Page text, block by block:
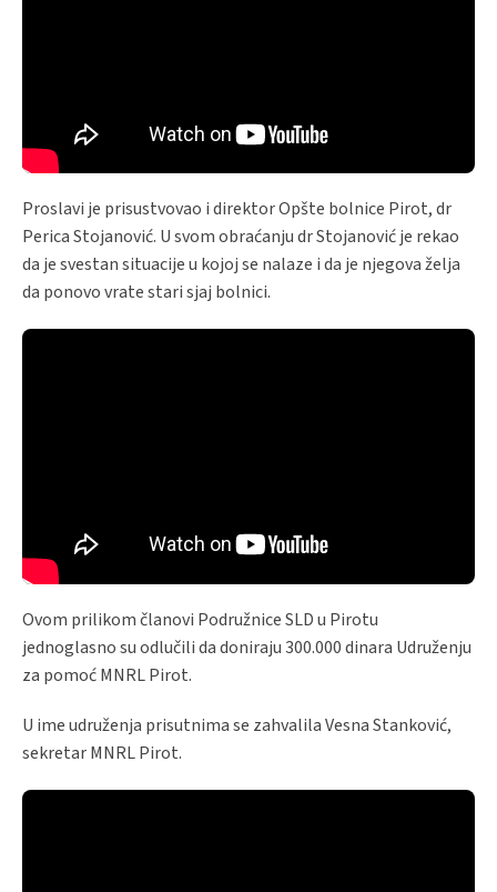
Proslavi je prisustvovao i direktor Opšte bolnice Pirot, dr
Perica Stojanović. U svom obraćanju dr Stojanović je rekao
da je svestan situacije u kojoj se nalaze i da je njegova želja
da ponovo vrate stari sjaj bolnici.
Ovom prilikom članovi Podružnice SLD u Pirotu
jednoglasno su odlučili da doniraju 300.000 dinara Udruženju
za pomoć MNRL Pirot.
U ime udruženja prisutnima se zahvalila Vesna Stanković,
sekretar MNRL Pirot.